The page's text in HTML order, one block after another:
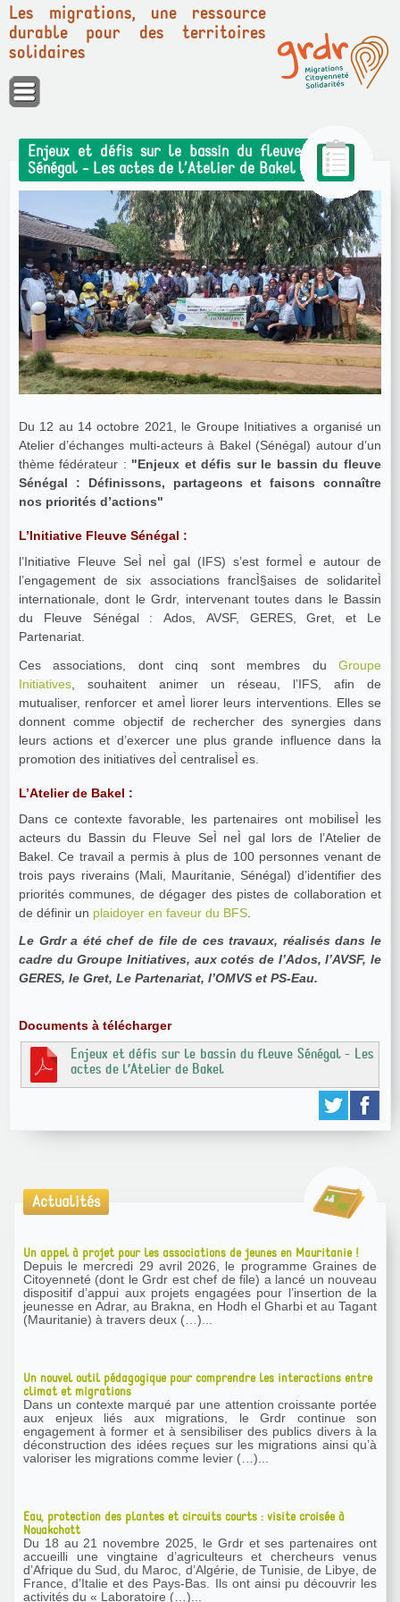
Panneau de gestion des cookies
Les migrations, une ressource
durable pour des territoires
solidaires
Enjeux et défis sur le bassin du fleuve
Sénégal - Les actes de l’Atelier de Bakel
Du 12 au 14 octobre 2021, le Groupe Initiatives a organisé un
Atelier d’échanges multi-acteurs à Bakel (Sénégal) autour d’un
thème fédérateur : "Enjeux et défis sur le bassin du fleuve
Sénégal : Définissons, partageons et faisons connaître
nos priorités d’actions"
L’Initiative Fleuve Sénégal :
l’Initiative Fleuve SeÌ neÌ gal (IFS) s’est formeÌ e autour de
l’engagement de six associations francÌ§aises de solidariteÌ
internationale, dont le Grdr, intervenant toutes dans le Bassin
du Fleuve Sénégal : Ados, AVSF, GERES, Gret, et Le
Partenariat.
Ces associations, dont cinq sont membres du Groupe
Initiatives , souhaitent animer un réseau, l’IFS, afin de
mutualiser, renforcer et ameÌ liorer leurs interventions. Elles se
donnent comme objectif de rechercher des synergies dans
leurs actions et d’exercer une plus grande influence dans la
promotion des initiatives deÌ centraliseÌ es.
L’Atelier de Bakel :
Dans ce contexte favorable, les partenaires ont mobiliseÌ les
acteurs du Bassin du Fleuve SeÌ neÌ gal lors de l’Atelier de
Bakel. Ce travail a permis à plus de 100 personnes venant de
trois pays riverains (Mali, Mauritanie, Sénégal) d’identifier des
priorités communes, de dégager des pistes de collaboration et
de définir un plaidoyer en faveur du BFS
Le Grdr a été chef de file de ces travaux, réalisés dans le
cadre du Groupe Initiatives, aux cotés de l’Ados, l’AVSF, le
GERES, le Gret, Le Partenariat, l’OMVS et PS-Eau.
Documents à télécharger
Enjeux et défis sur le bassin du fleuve Sénégal - Les
actes de l’Atelier de Bakel
Actualités
Un appel à projet pour les associations de jeunes en Mauritanie !
Depuis le mercredi 29 avril 2026, le programme Graines de
Citoyenneté (dont le Grdr est chef de file) a lancé un nouveau
dispositif d’appui aux projets engagées pour l’insertion de la
jeunesse en Adrar, au Brakna, en Hodh el Gharbi et au Tagant
(Mauritanie) à travers deux (…)...
Un nouvel outil pédagogique pour comprendre les interactions entre
climat et migrations
Dans un contexte marqué par une attention croissante portée
aux enjeux liés aux migrations, le Grdr continue son
engagement à former et à sensibiliser des publics divers à la
déconstruction des idées reçues sur les migrations ainsi qu’à
valoriser les migrations comme levier (…)...
Eau, protection des plantes et circuits courts : visite croisée à
Nouakchott
Du 18 au 21 novembre 2025, le Grdr et ses partenaires ont
accueilli une vingtaine d’agriculteurs et chercheurs venus
d’Afrique du Sud, du Maroc, d’Algérie, de Tunisie, de Libye, de
France, d’Italie et des Pays-Bas. Ils ont ainsi pu découvrir les
activités du « Laboratoire (…)...